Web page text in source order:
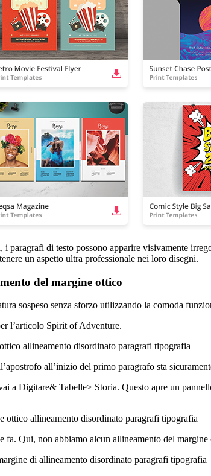
i paragrafi di testo possono apparire visivamente
un aspetto ultra professionale nei loro disegni.
del margine ottico
sospeso senza sforzo utilizzando la comoda
l’articolo Spirit of Adventure.
all’inizio del primo paragrafo sta
a Digitare& Tabelle> Storia. Questo apre un
fa. Qui, non abbiamo alcun allineamento del